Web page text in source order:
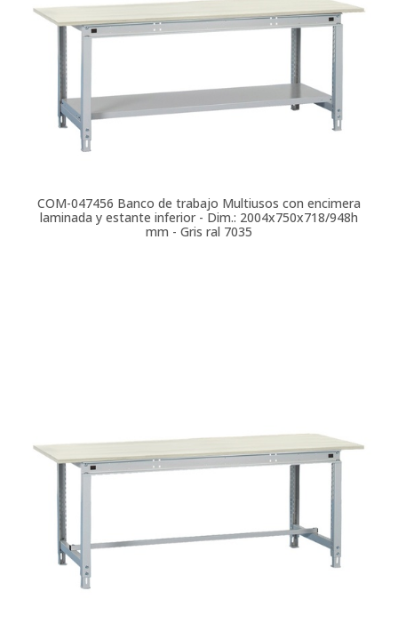
COM-047456 Banco de trabajo Multiusos con encimera
laminada y estante inferior - Dim.: 2004x750x718/948h
mm - Gris ral 7035